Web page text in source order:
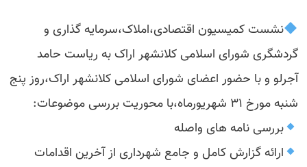
نشست کمیسیون اقتصادی،املاک،سرمایه گذاری و
گردشگری شورای اسلامی کلانشهر اراک به ریاست حامد
آجرلو و با حضور اعضای شورای اسلامی کلانشهر اراک،روز پنج
شنبه مورخ ۳۱ شهریورماه،با محوریت بررسی موضوعات:
بررسی نامه های واصله
ارائه گزارش کامل و جامع شهرداری از آخرین اقدامات